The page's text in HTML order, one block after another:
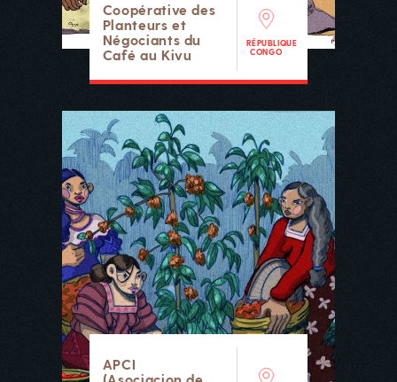
Coopérative des
Planteurs et
Négociants du
Café au Kivu
RÉPUBLIQUE
CONGO
APCI